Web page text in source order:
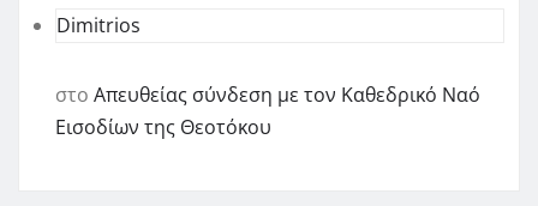
Dimitrios
στο Απευθείας σύνδεση με τον Καθεδρικό Ναό
Εισοδίων της Θεοτόκου